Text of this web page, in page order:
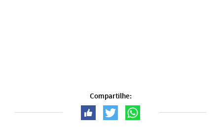
Compartilhe: